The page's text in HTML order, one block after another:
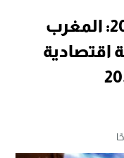
كأس الأمم الأفريقية 2025: المغرب
اقتصادية